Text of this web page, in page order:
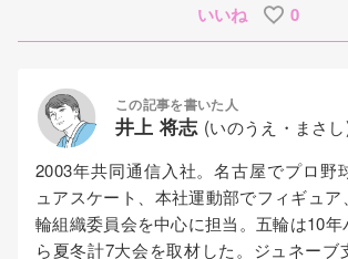
いいね 0
この記事を書いた人
井上 将志 (いのうえ・まさ
2003年共同通信入社。名古屋でプロ野
ュアスケート、本社運動部でフィギュ
輪組織委員会を中心に担当。五輪は10
ら夏冬計7大会を取材した。ジュネーブ